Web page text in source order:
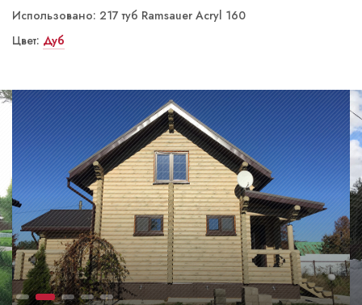
Сафари
Использовано: 217 туб Ramsauer Acryl 160
Цвет: Дуб
Серый
Бронзовый
Белый